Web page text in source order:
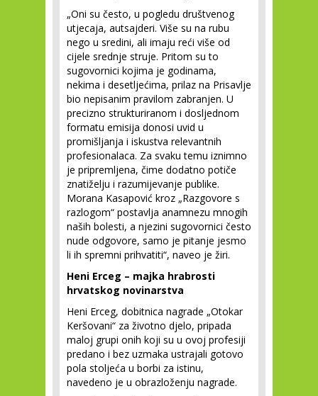
„Oni su često, u pogledu društvenog
utjecaja, autsajderi. Više su na rubu
nego u sredini, ali imaju reći više od
cijele srednje struje. Pritom su to
sugovornici kojima je godinama,
nekima i desetljećima, prilaz na Prisavlje
bio nepisanim pravilom zabranjen. U
precizno strukturiranom i dosljednom
formatu emisija donosi uvid u
promišljanja i iskustva relevantnih
profesionalaca. Za svaku temu iznimno
je pripremljena, čime dodatno potiče
znatiželju i razumijevanje publike.
Morana Kasapović kroz „Razgovore s
razlogom“ postavlja anamnezu mnogih
naših bolesti, a njezini sugovornici često
nude odgovore, samo je pitanje jesmo
li ih spremni prihvatiti“, naveo je žiri.
Heni Erceg – majka hrabrosti
hrvatskog novinarstva
Heni Erceg, dobitnica nagrade „Otokar
Keršovani“ za životno djelo, pripada
maloj grupi onih koji su u ovoj profesiji
predano i bez uzmaka ustrajali gotovo
pola stoljeća u borbi za istinu,
navedeno je u obrazloženju nagrade.